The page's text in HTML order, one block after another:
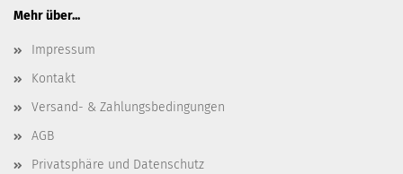
Mehr über...
Impressum
Kontakt
Versand- & Zahlungsbedingungen
AGB
Privatsphäre und Datenschutz